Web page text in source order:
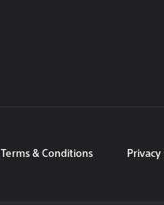
Terms & Conditions Privacy